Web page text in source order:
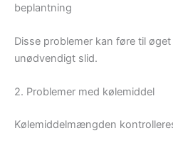
beplantning
Disse problemer kan føre til
unødvendigt slid.
2. Problemer med kølemiddel
Kølemiddelmængden